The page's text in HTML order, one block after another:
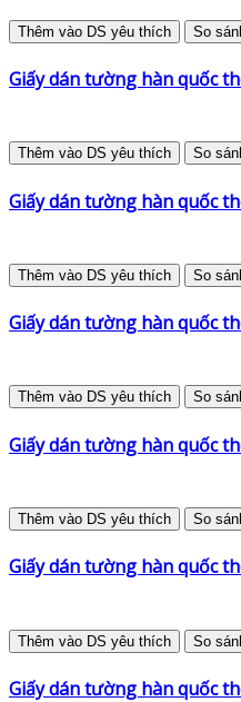
Thêm vào DS yêu thích So
Giấy dán tường hàn quốc
Thêm vào DS yêu thích So
Giấy dán tường hàn quốc
Thêm vào DS yêu thích So
Giấy dán tường hàn quốc
Thêm vào DS yêu thích So
Giấy dán tường hàn quốc
Thêm vào DS yêu thích So
Giấy dán tường hàn quốc
Thêm vào DS yêu thích So
Giấy dán tường hàn quốc